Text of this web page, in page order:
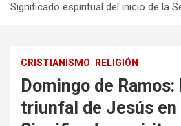
Significado espiritual del inicio de la
CRISTIANISMO RELIGIÓN
Domingo de
triunfal de Jesús